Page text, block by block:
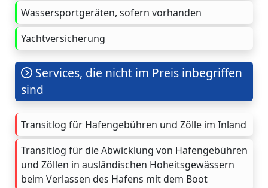
Wassersportgeräten, sofern vorhanden
Yachtversicherung
Services, die nicht im Preis inbegriffen
sind
Transitlog für Hafengebühren und Zölle im Inland
Transitlog für die Abwicklung von Hafengebühren
und Zöllen in ausländischen Hoheitsgewässern
beim Verlassen des Hafens mit dem Boot